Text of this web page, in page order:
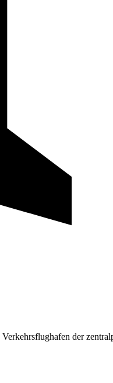
der